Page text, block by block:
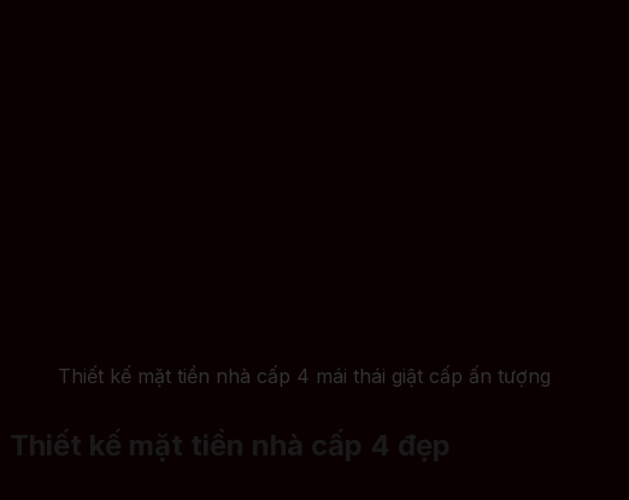
Thiết kế mặt tiền nhà cấp 4 mái thái giật cấp ấn tượng
Thiết kế mặt tiền nhà cấp 4 đẹp